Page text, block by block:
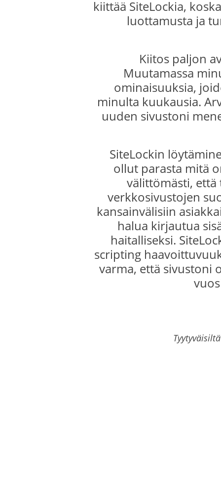
kiittää SiteLockia,
luottamusta ja
Kiitos paljon
Muutamassa
ominaisuuksia,
minulta kuukausia.
uuden sivustoni
SiteLockin
ollut parasta mitä
välittömästi,
verkkosivustojen
kansainvälisiin
halua kirjautua
haitalliseksi.
scripting
varma, että sivustoni